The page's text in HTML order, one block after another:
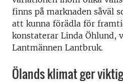
finns på marknaden såväl
att kunna förädla för
konstaterar Linda Öhlund,
Lantmännen Lantbruk.
Ölands klimat ger